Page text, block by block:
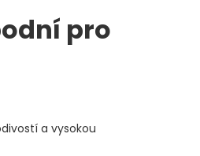
pro
a vysokou